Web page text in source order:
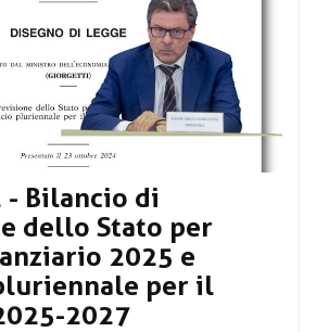
- Bilancio di
dello Stato per
2025 e
per il
2027